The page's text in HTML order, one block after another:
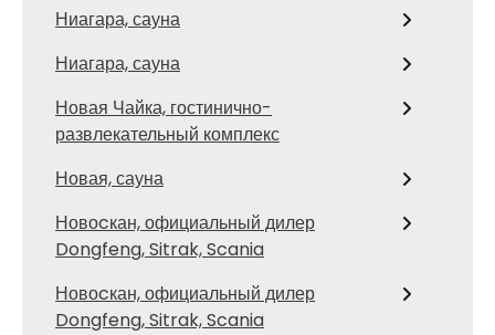
Ниагара, сауна
Ниагара, сауна
Новая Чайка, гостинично-
развлекательный комплекс
Новая, сауна
Новоcкан, официальный дилер
Dongfeng, Sitrak, Scania
Новоcкан, официальный дилер
Dongfeng, Sitrak, Scania